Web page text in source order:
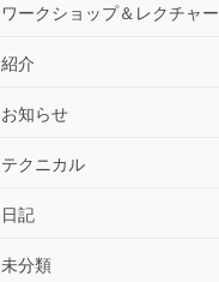
ワークショップ＆レクチャー
紹介
お知らせ
テクニカル
日記
未分類